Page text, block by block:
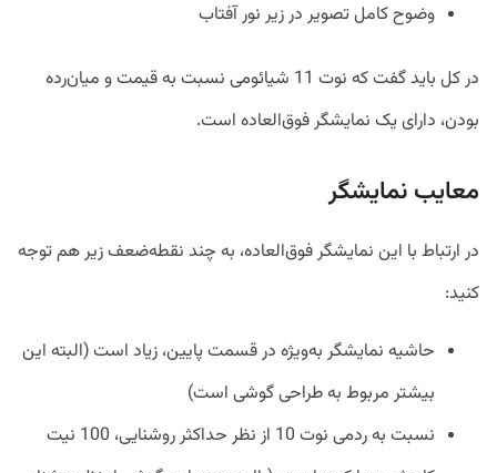
وضوح کامل تصویر در زیر نور آفتاب
در کل باید گفت که نوت 11 شیائومی نسبت به قیمت و میان‌رده
بودن، دارای یک نمایشگر فوق‌العاده است.
معایب نمایشگر
در ارتباط با این نمایشگر فوق‌العاده، به چند نقطه‌ضعف زیر هم توجه
کنید:
حاشیه نمایشگر به‌ویژه در قسمت پایین، زیاد است (البته این
بیشتر مربوط به طراحی گوشی است)
نسبت به ردمی نوت 10 از نظر حداکثر روشنایی، 100 نیت